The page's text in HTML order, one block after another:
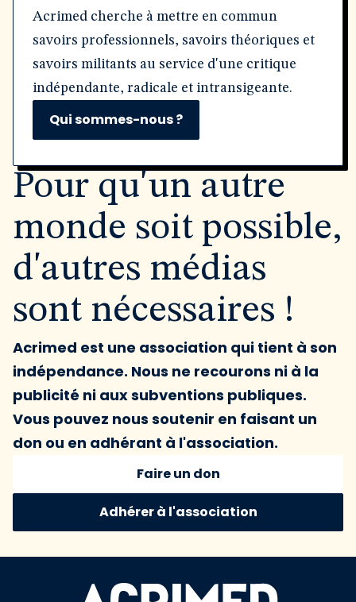
Acrimed cherche à mettre en commun
savoirs professionnels, savoirs théoriques et
savoirs militants au service d'une critique
indépendante, radicale et intransigeante.
Qui sommes-nous ?
Pour qu'un autre
monde soit possible,
d'autres médias
sont nécessaires !
Acrimed est une association qui tient à son
indépendance. Nous ne recourons ni à la
publicité ni aux subventions publiques.
Vous pouvez nous soutenir en faisant un
don ou en adhérant à l'association.
Faire un don
Adhérer à l'association